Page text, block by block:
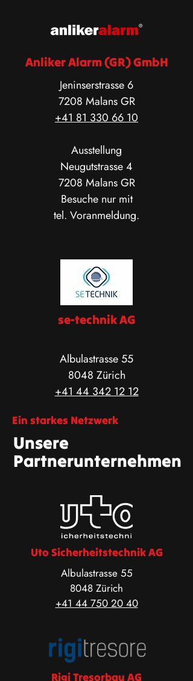
Anliker Alarm (GR) GmbH
Jeninserstrasse 6
7208 Malans GR
+41 81 330 66 10
Ausstellung
Neugutstrasse 4
7208 Malans GR
Besuche nur mit
tel. Voranmeldung.
se-technik AG
Albulastrasse 55
8048 Zürich
+41 44 342 12 12
Ein starkes Netzwerk
Unsere
Partnerunternehmen
Uto Sicherheitstechnik AG
Albulastrasse 55
8048 Zürich
+41 44 750 20 40
Rigi Tresorbau AG